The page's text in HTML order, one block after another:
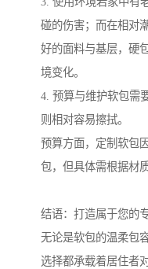
碰的伤害；而在相对
好的面料与基层，硬
境变化。
4. 预算与维护软包需
则相对容易擦拭。
预算方面，定制软包
包，但具体需根据材
结语：打造属于您的
无论是软包的温柔包
选择都承载着居住者